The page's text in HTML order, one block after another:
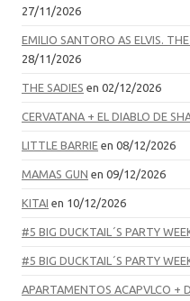
27/11/2026
EMILIO SANTORO AS ELVIS.
28/11/2026
THE SADIES en 02/12/2026
CERVATANA + EL DIABLO DE
LITTLE BARRIE en 08/12/2026
MAMAS GUN en 09/12/2026
KITAI en 10/12/2026
#5 BIG DUCKTAIL´S PARTY
#5 BIG DUCKTAIL´S PARTY
APARTAMENTOS ACAPVLCO +